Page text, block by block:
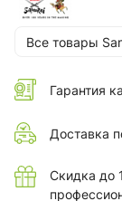
Все товары
Гарантия
Доставка
Скидка до